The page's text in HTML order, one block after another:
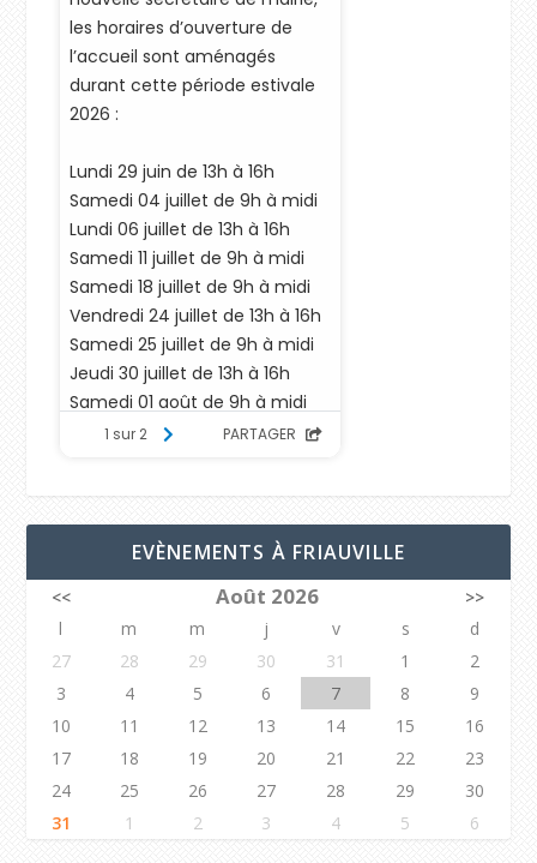
EVÈNEMENTS À FRIAUVILLE
<< Août 2026
>>
l
m m j v s
d
27
28 29 30 31 1
2
3
4 5 6 7 8
9
10
11 12 13 14 15
16
17
18 19 20 21 22
23
24
25 26 27 28 29
30
31
1 2 3 4 5 6